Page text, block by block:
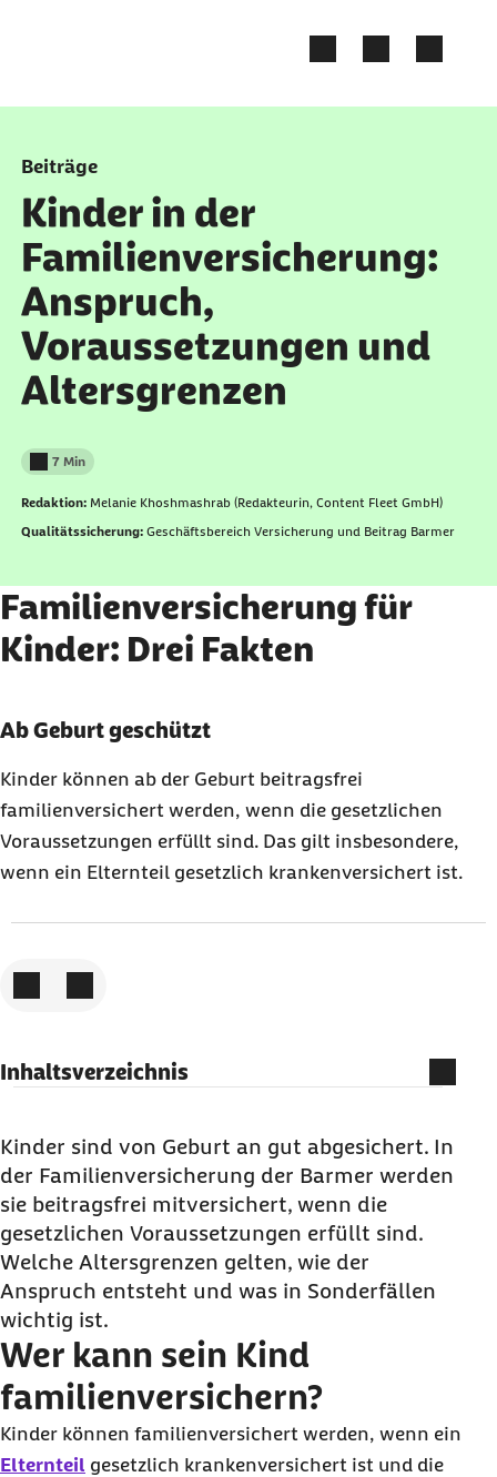
Beiträge
Kinder in der
Familienversicherung:
Anspruch,
Voraussetzungen und
Altersgrenzen
Lesedauer weniger als
7 Min
Redaktion: Melanie Khoshmashrab (Redakteurin, Content Fleet GmbH)
Qualitätssicherung: Geschäftsbereich Versicherung und Beitrag Barmer
Familienversicherung für
Kinder: Drei Fakten
Karussell mit 3 Elementen
Element 1 von 3
Ab Geburt geschützt
Kinder können ab der Geburt beitragsfrei
familienversichert werden, wenn die gesetzlichen
Voraussetzungen erfüllt sind. Das gilt insbesondere,
wenn ein Elternteil gesetzlich krankenversichert ist.
Inhaltsverzeichnis
Bis wann sind Kinder familienversichert?
Wie funktioniert die Familienversicherung für
Adoptivkinder, Pflegekinder und Stiefkinder?
Können Kinder mit Behinderung unbegrenzt
familienversichert bleiben?
Familienversicherung für Enkelkinder
Bleibt die Familienversicherung bei Kindern im
Ausland bestehen?
Jetzt zur BARMER wechseln
FAQ: Kinder in der Familienversicherung
Kinder sind von Geburt an gut abgesichert. In
der Familienversicherung der Barmer werden
sie beitragsfrei mitversichert, wenn die
gesetzlichen Voraussetzungen erfüllt sind.
Welche Altersgrenzen gelten, wie der
Anspruch entsteht und was in Sonderfällen
wichtig ist.
Wer kann sein Kind
familienversichern?
Kinder können familienversichert werden, wenn ein
Elternteil gesetzlich krankenversichert ist und die